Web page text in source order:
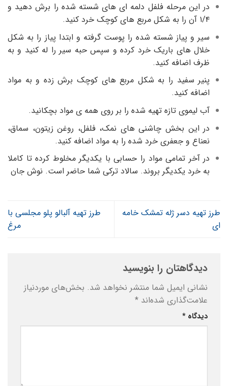
در این مرحله فلفل دلمه ای های شسته شده را برش دهید و
۱/۴ آن را به شکل مربع های کوچک خرد کنید.
سیر و پیاز شسته شده را پوست گرفته و ابتدا پیاز را به شکل
خلال های باریک خرد کرده و سپس حبه سیر را له کنید و به
ظرف اضافه کنید.
پنیر سفید را به شکل مربع های کوچک برش زده و به مواد
اضافه کنید.
آب لیموی تازه تهیه شده را بر روی همه ی مواد بچکانید.
در این بخش چاشنی های نمک، فلفل، روغن زیتون، سماق،
نعناع و جعفری خرد شده را به مواد اضافه کنید.
در آخر تمامی مواد را حسابی با یکدیگر مخلوط کرده تا کاملا
به خرد یکدیگر بروند. سالاد ترکی شما حاضر است. نوش جان
طرز تهیه دسر ژله تمشک خامه
ای
طرز تهیه آلبالو پلو مجلسی با
مرغ
دیدگاهتان را بنویسید
نشانی ایمیل شما منتشر نخواهد شد. بخش‌های موردنیاز
علامت‌گذاری شده‌اند *
دیدگاه *